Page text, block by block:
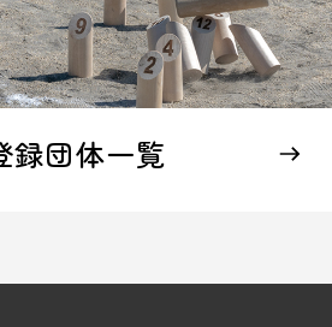
録団体一覧